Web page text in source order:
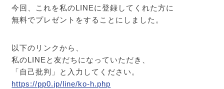
今回、これを私のLINEに登録してくれた方に
無料でプレゼントをすることにしました。
以下のリンクから、
私のLINEと友だちになっていただき、
「自己批判」と入力してください。
https://pp0.jp/line/ko-h.php